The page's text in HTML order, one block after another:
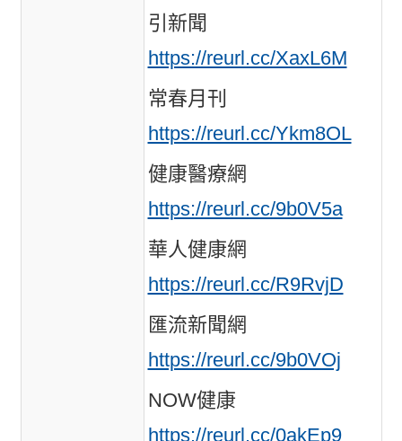
引新聞
https://reurl.cc/XaxL6M
常春月刊
https://reurl.cc/Ykm8OL
健康醫療網
https://reurl.cc/9b0V5a
華人健康網
https://reurl.cc/R9RvjD
匯流新聞網
https://reurl.cc/9b0VOj
NOW健康
https://reurl.cc/0akEp9